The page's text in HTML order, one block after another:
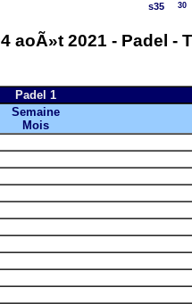
s35 30
aoÃ»t 2021 - Padel -
Padel 1
Semaine
Mois